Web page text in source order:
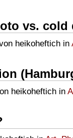
vs. cold
heikoheftich in
heikoheftich in